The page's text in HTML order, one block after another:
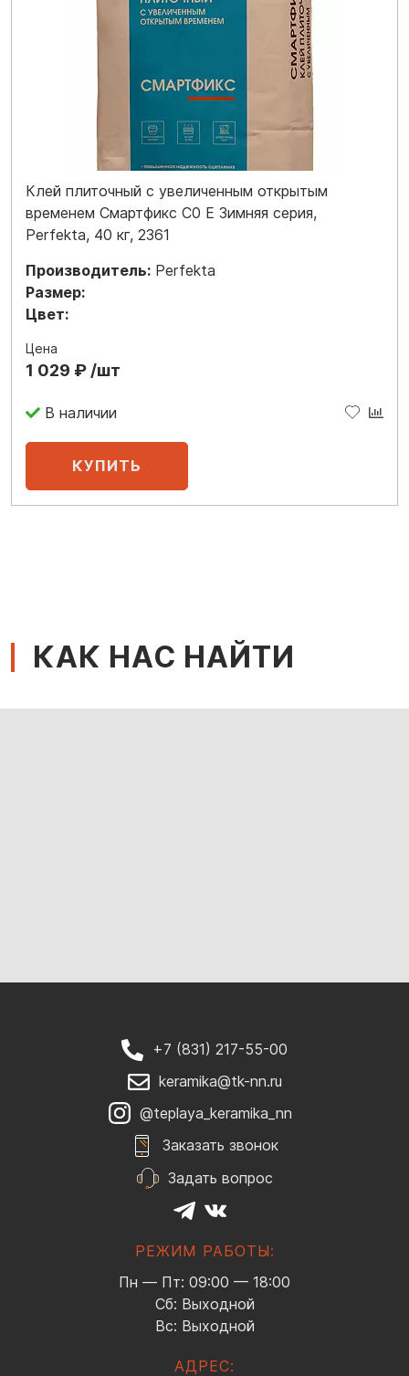
Клей плиточный с увеличенным открытым
временем Смартфикс C0 E Зимняя серия,
Perfekta, 40 кг, 2361
Производитель: Perfekta
Размер:
Цвет:
Цена
1 029 ₽ /шт
В наличии
КАК НАС НАЙТИ
+7 (831) 217-55-00
keramika@tk-nn.ru
@teplaya_keramika_nn
Заказать звонок
Задать вопрос
РЕЖИМ РАБОТЫ:
Пн — Пт: 09:00 — 18:00
Сб: Выходной
Вс: Выходной
АДРЕС: